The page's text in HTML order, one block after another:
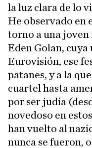
la luz clara de lo
He observado en
torno a una joven
Eden Golan,
Eurovisión, ese
patanes, y a la
cuartel hasta
por ser judía
novedoso en
han vuelto al
nunca se fueron,